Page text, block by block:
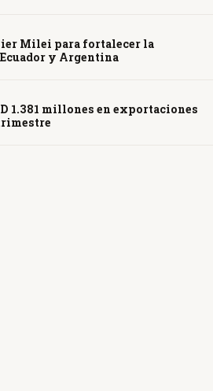
Milei para fortalecer la
y Argentina
1.381 millones en exportaciones